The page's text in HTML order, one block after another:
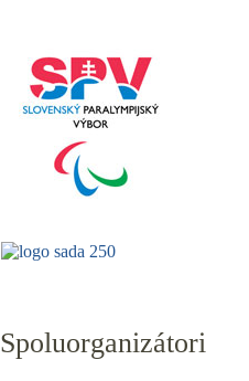
Spoluorganizátori